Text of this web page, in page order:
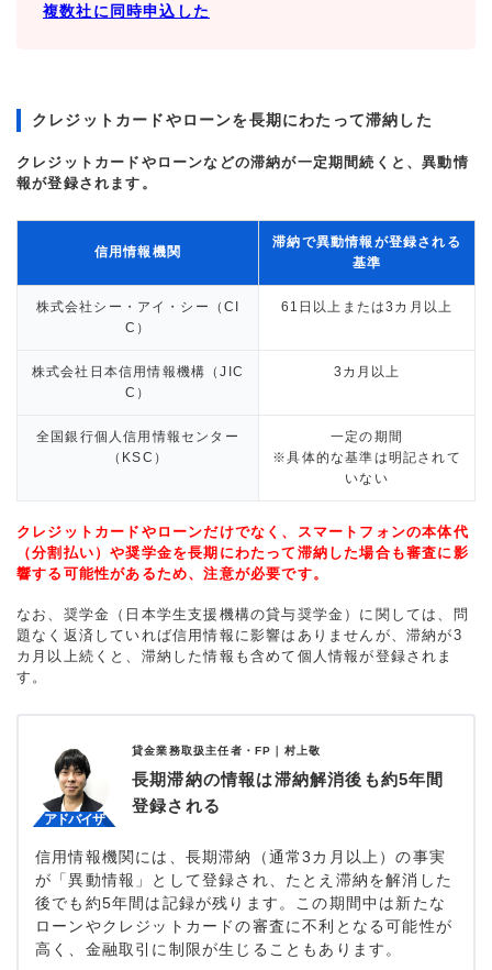
複数社に同時申込した
クレジットカードやローンを長期にわたって滞納した
クレジットカードやローンなどの滞納が一定期間続くと、異動情
報が登録されます。
信用情報機関
滞納で異動情報が登録される
基準
株式会社シー・アイ・シー（CI
C）
61日以上または3カ月以上
株式会社日本信用情報機構（JIC
C）
3カ月以上
全国銀行個人信用情報センター
（KSC）
一定の期間
※具体的な基準は明記されて
いない
クレジットカードやローンだけでなく、スマートフォンの本体代
（分割払い）や奨学金を長期にわたって滞納した場合も審査に影
響する可能性があるため、注意が必要です。
なお、奨学金（日本学生支援機構の貸与奨学金）に関しては、問
題なく返済していれば信用情報に影響はありませんが、滞納が3
カ月以上続くと、滞納した情報も含めて個人情報が登録されま
す。
貸金業務取扱主任者・FP｜ 村上敬
長期滞納の情報は滞納解消後も約5年間
登録される
信用情報機関には、長期滞納（通常3カ月以上）の事実
が「異動情報」として登録され、たとえ滞納を解消した
後でも約5年間は記録が残ります。この期間中は新たな
ローンやクレジットカードの審査に不利となる可能性が
高く、金融取引に制限が生じることもあります。